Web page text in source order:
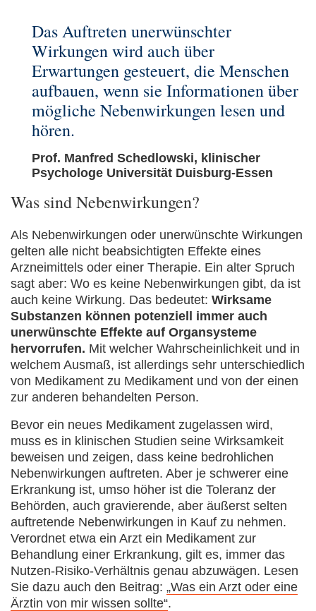
Das Auftreten unerwünschter
Wirkungen wird auch über
Erwartungen gesteuert, die Menschen
aufbauen, wenn sie Informationen über
mögliche Nebenwirkungen lesen und
hören.
Prof. Manfred Schedlowski, klinischer
Psychologe Universität Duisburg-Essen
Was sind Nebenwirkungen?
Als Nebenwirkungen oder unerwünschte Wirkungen
gelten alle nicht beabsichtigten Effekte eines
Arzneimittels oder einer Therapie. Ein alter Spruch
sagt aber: Wo es keine Nebenwirkungen gibt, da ist
auch keine Wirkung. Das bedeutet: Wirksame
Substanzen können potenziell immer auch
unerwünschte Effekte auf Organsysteme
hervorrufen. Mit welcher Wahrscheinlichkeit und in
welchem Ausmaß, ist allerdings sehr unterschiedlich
von Medikament zu Medikament und von der einen
zur anderen behandelten Person.
Bevor ein neues Medikament zugelassen wird,
muss es in klinischen Studien seine Wirksamkeit
beweisen und zeigen, dass keine bedrohlichen
Nebenwirkungen auftreten. Aber je schwerer eine
Erkrankung ist, umso höher ist die Toleranz der
Behörden, auch gravierende, aber äußerst selten
auftretende Nebenwirkungen in Kauf zu nehmen.
Verordnet etwa ein Arzt ein Medikament zur
Behandlung einer Erkrankung, gilt es, immer das
Nutzen-Risiko-Verhältnis genau abzuwägen. Lesen
Sie dazu auch den Beitrag: „Was ein Arzt oder eine
Ärztin von mir wissen sollte“.